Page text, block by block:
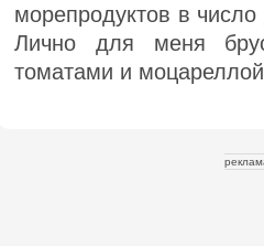
морепродуктов в
Лично для меня
томатами и